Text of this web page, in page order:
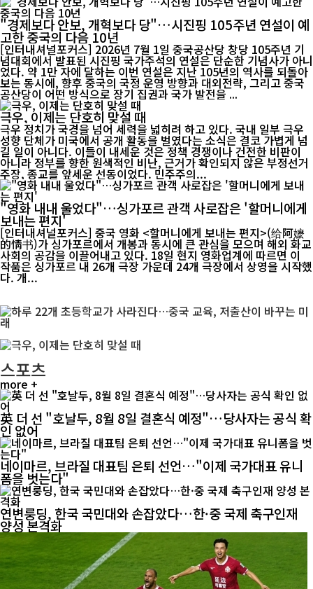
"경제보다 안보, 개혁보다 당"…시진핑 105주년 연설이 예
고한 중국의 다음 10년
[인터내셔널포커스] 2026년 7월 1일 중국공산당 창당 105주년 기
념대회에서 발표된 시진핑 국가주석의 연설은 단순한 기념사가 아니
었다. 약 1만 자에 달하는 이번 연설은 지난 105년의 역사를 되돌아
보는 동시에, 향후 중국의 국정 운영 방향과 대외전략, 그리고 중국
공산당이 어떤 방식으로 장기 집권과 국가 발전을 ...
극우, 이제는 단호히 맞설 때
극우 정치가 국경을 넘어 세력을 넓히려 하고 있다. 국내 일부 극우
성향 단체가 미국에서 공개 활동을 벌였다는 소식은 결코 가볍게 넘
길 일이 아니다. 이들이 내세운 것은 정책 경쟁이나 건전한 비판이
아니라 정부를 향한 원색적인 비난, 근거가 확인되지 않은 부정선거
주장, 종교를 앞세운 선동이었다. 민주주의...
"영화 내내 울었다"…싱가포르 관객 사로잡은 '할머니에게
보내는 편지'
[인터내셔널포커스] 중국 영화 <할머니에게 보내는 편지>(给阿嬷
的情书)가 싱가포르에서 개봉과 동시에 큰 관심을 모으며 해외 화교
사회의 공감을 이끌어내고 있다. 18일 현지 영화업계에 따르면 이
작품은 싱가포르 내 26개 극장 가운데 24개 극장에서 상영을 시작했
다. 개...
스포츠
more +
英 더 선 "호날두, 8월 8일 결혼식 예정"…당사자는 공식 확
인 없어
네이마르, 브라질 대표팀 은퇴 선언…"이제 국가대표 유니
폼을 벗는다"
연변룽딩, 한국 국민대와 손잡았다…한·중 국제 축구인재
양성 본격화